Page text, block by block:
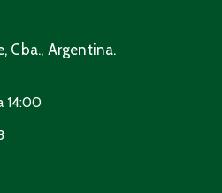
Cba., Argentina.
14:00